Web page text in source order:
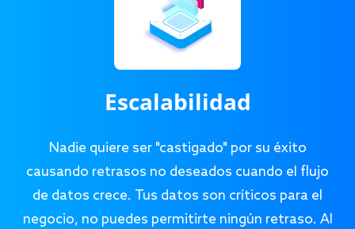
Escalabilidad
Nadie quiere ser "castigado" por su éxito
causando retrasos no deseados cuando el flujo
de datos crece. Tus datos son críticos para el
negocio, no puedes permitirte ningún retraso. Al